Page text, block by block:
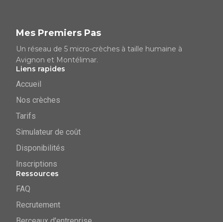
Mes Premiers Pas
Un réseau de 5 micro-crèches à taille humaine à
Avignon et Montélimar.
Liens rapides
Accueil
Nos crèches
Tarifs
Simulateur de coût
Disponibilités
Inscriptions
Ressources
FAQ
Recrutement